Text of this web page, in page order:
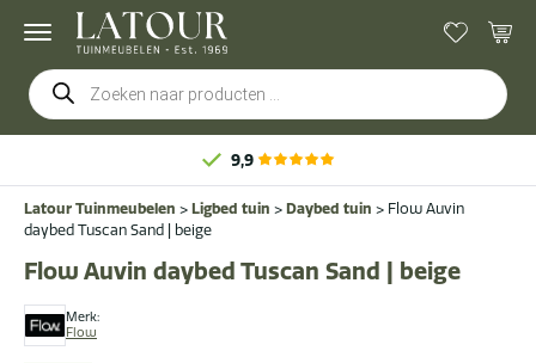
Producten
zoeken
Latour Tuinmeubelen > Ligbed tuin > Daybed tuin > Flow Auvin
daybed Tuscan Sand | beige
Merk:
Flow
Flow Auvin daybed Tuscan Sand | beige